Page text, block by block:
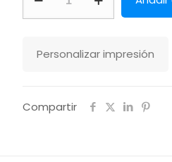
cantidad
Personalizar impresión
Compartir